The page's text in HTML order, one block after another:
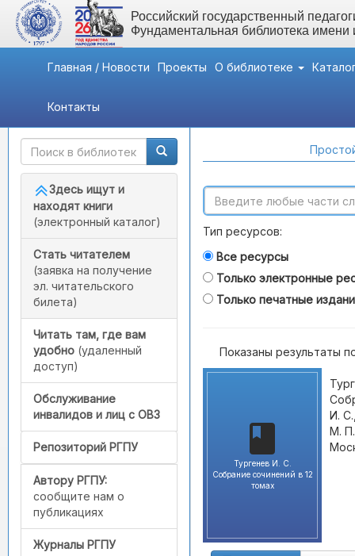
Российский государственный
Фундаментальная библиотека
Главная / Новости Проекты О библиотеке
Контакты
Быстрый доступ
Здесь ищут и
находят книги
(электронный каталог)
Стать читателем
(заявка на получение
эл. читательского
билета)
Читать там, где вам
удобно (удаленный
доступ)
Обслуживание
инвалидов и лиц с ОВЗ
Репозиторий РГПУ
Автору РГПУ:
сообщите нам о
публикациях
Журналы РГПУ
Тип ресурсов:
Все ресурсы
Только электронные
Только печатные
Показаны результаты
Тургенев И. С.
Собрание сочинений в 12
томах
И.
М.